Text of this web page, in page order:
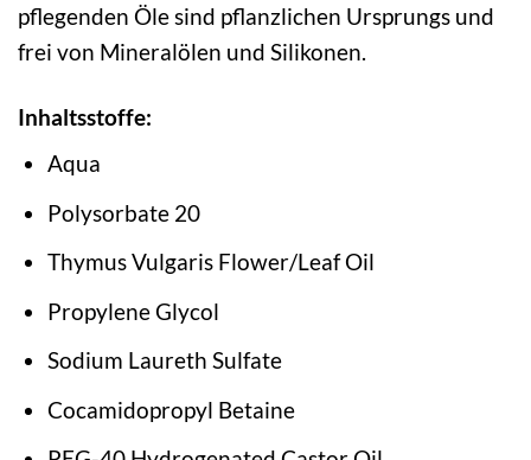
pflegenden Öle sind pflanzlichen Ursprungs und
frei von Mineralölen und Silikonen.
Inhaltsstoffe:
Aqua
Polysorbate 20
Thymus Vulgaris Flower/Leaf Oil
Propylene Glycol
Sodium Laureth Sulfate
Cocamidopropyl Betaine